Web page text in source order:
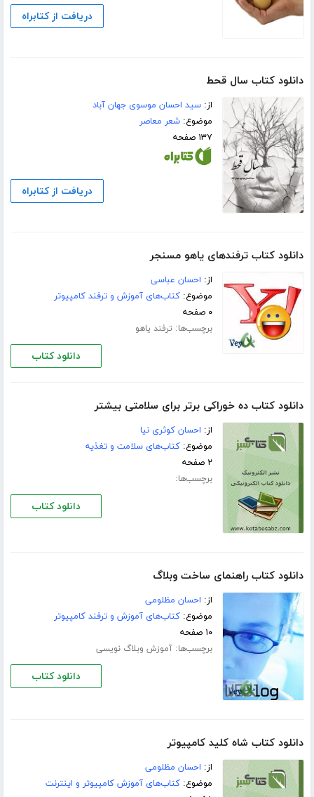
دریافت از کتابراه
دانلود کتاب سال قحط
از:سید احسان موسوی جهان آباد
موضوع:شعر معاصر
۱۳۷ صفحه
دریافت از کتابراه
دانلود کتاب ترفندهای یاهو مسنجر
از: احسان عباسی
موضوع:کتاب‌های آموزش و ترفند کامپیوتر
۰ صفحه
برچسب‌ها: ترفند یاهو
دانلود کتاب
دانلود کتاب ده خوراکی برتر برای سلامتی بیشتر
از: احسان کوثری نیا
موضوع:کتاب‌های سلامت و تغذیه
۲ صفحه
برچسب‌ها:
دانلود کتاب
دانلود کتاب راهنمای ساخت وبلاگ
از: احسان مظلومی
موضوع:کتاب‌های آموزش و ترفند کامپیوتر
۱۰ صفحه
برچسب‌ها:آموزش وبلاگ نویسی
دانلود کتاب
دانلود کتاب شاه کلید کامپیوتر
از: احسان مظلومی
موضوع:کتاب‌های آموزش کامپیوتر و اینترنت